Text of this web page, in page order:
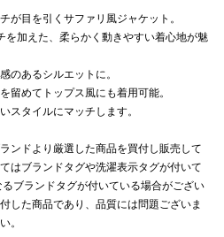
が目を引くサファリ風ジャケット。
を加えた、柔らかく動きやすい着心地が魅
のあるシルエットに。
留めてトップス風にも着用可能。
スタイルにマッチします。
ンドより厳選した商品を買付し販売して
はブランドタグや洗濯表示タグが付いて
ブランドタグが付いている場合がござい
した商品であり、品質には問題ございま
。